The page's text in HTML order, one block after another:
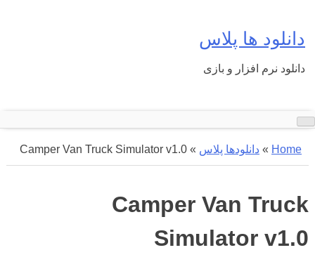
content
دانلود ها پلاس
دانلود نرم افزار و بازی
Home
» دانلودها پلاس »
Camper Van Truck Simulator v1.0
Camper Van Truck
Simulator v1.0